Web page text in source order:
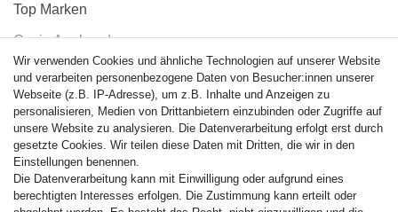
Top Marken
Casio Armband
Festina Armband
Citizen Armband
M. Lacroix Armband
J. Lemans Armband
Uhrenarmbänder - Alle
Sicherheit
Wir verwenden Cookies und ähnliche Technologien auf unserer Website
und verarbeiten personenbezogene Daten von Besucher:innen unserer
Webseite (z.B. IP-Adresse), um z.B. Inhalte und Anzeigen zu
personalisieren, Medien von Drittanbietern einzubinden oder Zugriffe auf
unsere Website zu analysieren. Die Datenverarbeitung erfolgt erst durch
gesetzte Cookies. Wir teilen diese Daten mit Dritten, die wir in den
Einstellungen benennen.
Die Datenverarbeitung kann mit Einwilligung oder aufgrund eines
berechtigten Interesses erfolgen. Die Zustimmung kann erteilt oder